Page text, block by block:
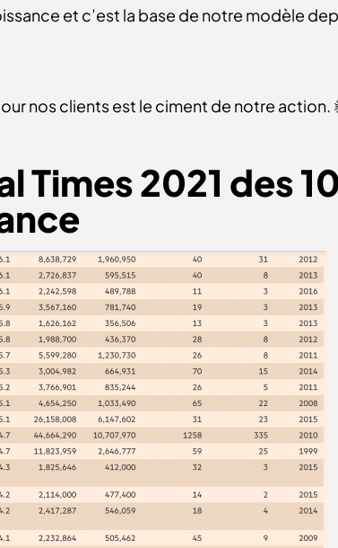
et c’est la base de notre modèle
nos clients est le ciment de notre action.
Times 2021 des